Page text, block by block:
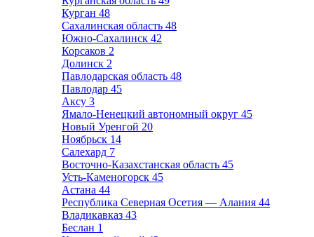
Курган 48
Сахалинская область 48
Южно-Сахалинск 42
Корсаков 2
Долинск 2
Павлодарская область 48
Павлодар 45
Аксу 3
Ямало-Ненецкий автономный округ 45
Новый Уренгой 20
Ноябрьск 14
Салехард 7
Восточно-Казахстанская область 45
Усть-Каменогорск 45
Астана 44
Республика Северная Осетия — Алания 44
Владикавказ 43
Беслан 1